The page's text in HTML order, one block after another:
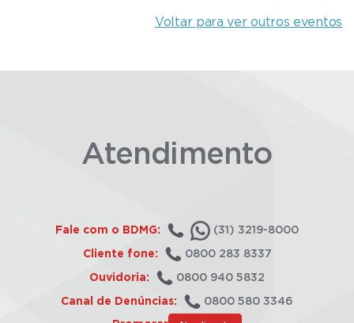
Voltar para ver outros eventos
Atendimento
Fale com o BDMG: (31) 3219-8000
Cliente fone: 0800 283 8337
Ouvidoria: 0800 940 5832
Canal de Denúncias: 0800 580 3346